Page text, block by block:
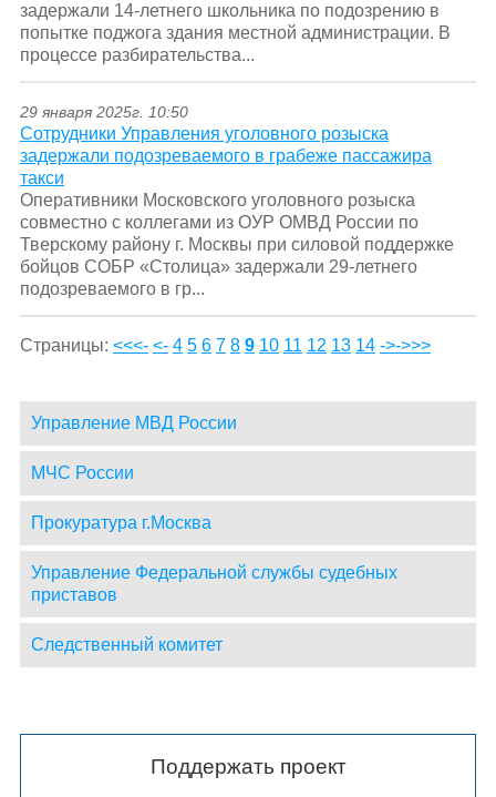
задержали 14-летнего школьника по подозрению в
попытке поджога здания местной администрации. В
процессе разбирательства...
29 января 2025г. 10:50
Сотрудники Управления уголовного розыска
задержали подозреваемого в грабеже пассажира
такси
Оперативники Московского уголовного розыска
совместно с коллегами из ОУР ОМВД России по
Тверскому району г. Москвы при силовой поддержке
бойцов СОБР «Столица» задержали 29-летнего
подозреваемого в гр...
Страницы: <<<- <- 4 5 6 7 8 9 10 11 12 13 14 ->->>>
Управление МВД России
МЧС России
Прокуратура г.Москва
Управление Федеральной службы судебных
приставов
Следственный комитет
Поддержать проект